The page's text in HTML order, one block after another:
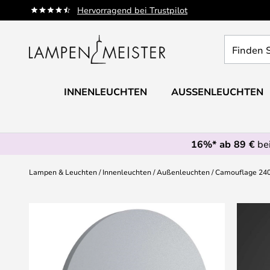
Hervorragend bei Trustpilot
Zum
Inhalt
Sie
Leuchte...
INNENLEUCHTEN AUSSENLEUCHTEN
16%* ab 89 €
Lampen & Leuchten Innenleuchten Außenleuchten Camouflage
Bildgalerie